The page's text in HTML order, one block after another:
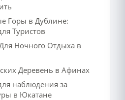
Горы в Дублине:
Туристов
Ночного Отдыха в
Деревень в Афинах
наблюдения за
в Юкатане